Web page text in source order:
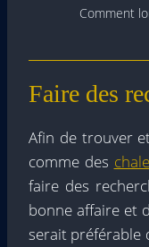
Comment
Faire des
Afin de trouver
comme des
faire des
bonne affaire et
serait préférable